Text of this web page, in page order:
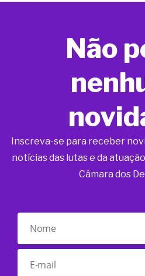
Não
Inscreva-se para receber
notícias das lutas e da
Câmara dos